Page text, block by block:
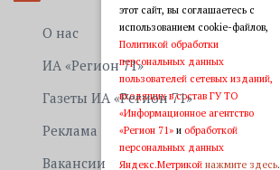
О нас
ИА «Регион 71»
Газеты ИА «Регион 71»
Реклама
Вакансии
этот сайт, вы соглашаетесь с
использованием cookie-файлов,
Политикой обработки
персональных данных
пользователей сетевых изданий,
входящих в состав ГУ ТО
«Информационное агентство
«Регион 71» и обработкой
персональных данных
Яндекс.Метрикой нажмите здесь.